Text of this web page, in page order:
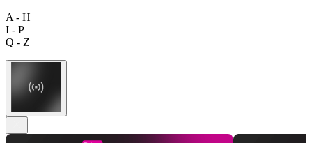
A - H
I - P
Q - Z